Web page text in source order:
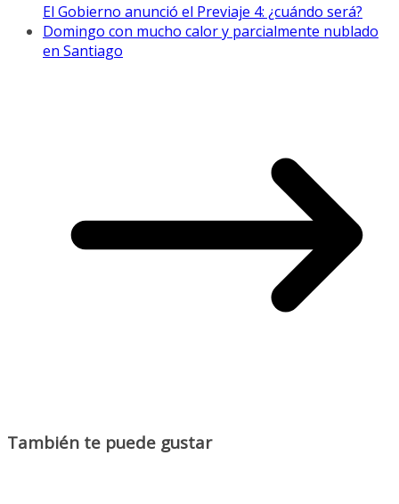
El Gobierno anunció el Previaje 4: ¿cuándo será?
Domingo con mucho calor y parcialmente nublado
en Santiago
También te puede gustar